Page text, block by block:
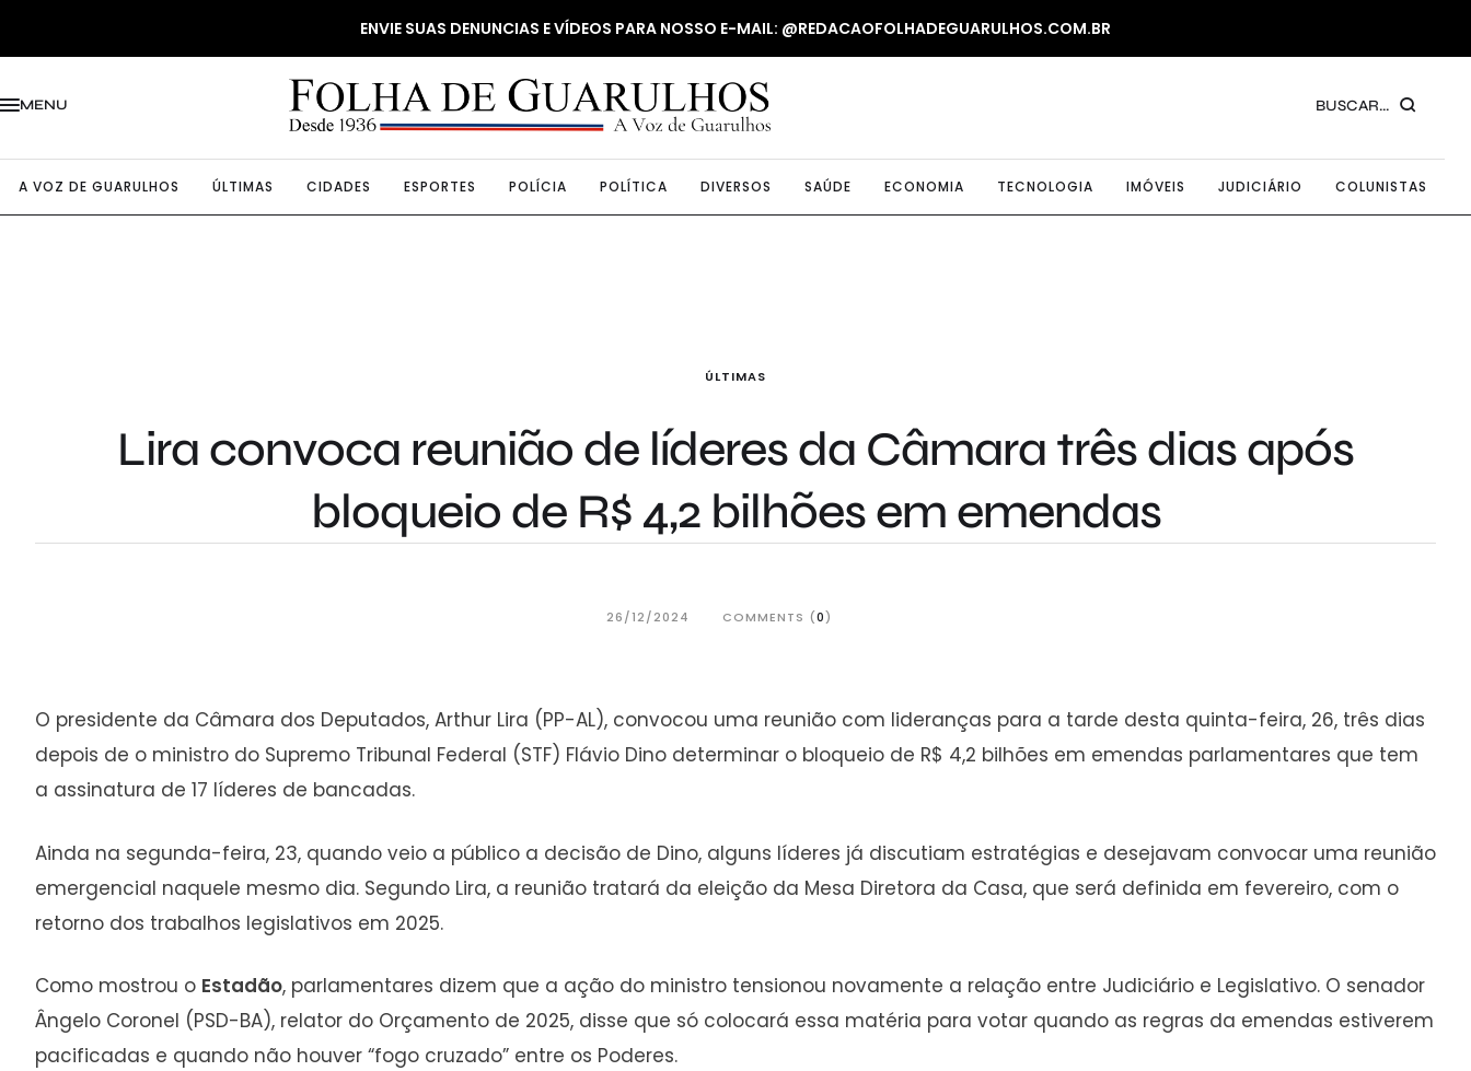
ENVIE SUAS DENUNCIAS E VÍDEOS PARA NOSSO E-MAIL: @REDACAOFOLHADEGUARULHOS.COM.BR
MENU BUSCAR...
A VOZ DE GUARULHOS ÚLTIMAS CIDADES ESPORTES POLÍCIA POLÍTICA DIVERSOS SAÚDE ECONOMIA TECNOLOGIA IMÓVEIS JUDICIÁRIO COLUNISTAS
ÚLTIMAS
Lira convoca reunião de líderes da Câmara três dias após
bloqueio de R$ 4,2 bilhões em emendas
26/12/2024 COMMENTS (0)
O presidente da Câmara dos Deputados, Arthur Lira (PP-AL), convocou uma reunião com lideranças para a tarde desta quinta-feira, 26, três dias
depois de o ministro do Supremo Tribunal Federal (STF) Flávio Dino determinar o bloqueio de R$ 4,2 bilhões em emendas parlamentares que tem
a assinatura de 17 líderes de bancadas.
Ainda na segunda-feira, 23, quando veio a público a decisão de Dino, alguns líderes já discutiam estratégias e desejavam convocar uma reunião
emergencial naquele mesmo dia. Segundo Lira, a reunião tratará da eleição da Mesa Diretora da Casa, que será definida em fevereiro, com o
retorno dos trabalhos legislativos em 2025.
Como mostrou o Estadão, parlamentares dizem que a ação do ministro tensionou novamente a relação entre Judiciário e Legislativo. O senador
Ângelo Coronel (PSD-BA), relator do Orçamento de 2025, disse que só colocará essa matéria para votar quando as regras da emendas estiverem
pacificadas e quando não houver “fogo cruzado” entre os Poderes.